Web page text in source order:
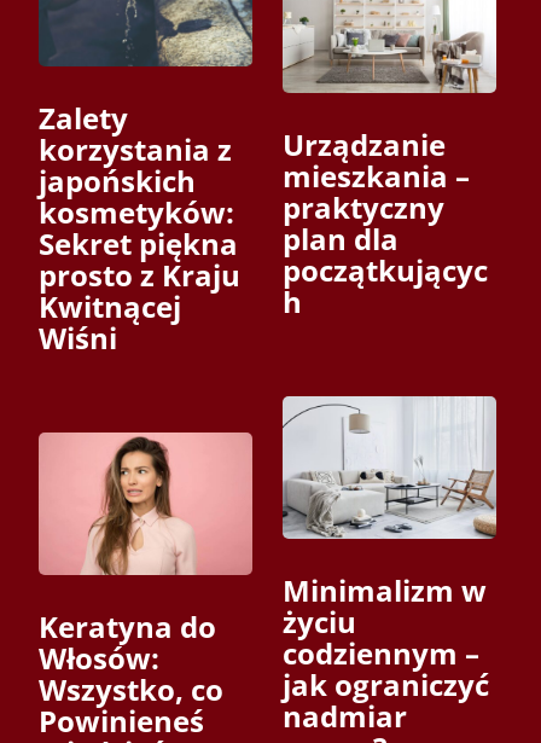
Zalety
korzystania z
japońskich
kosmetyków:
Sekret piękna
prosto z Kraju
Kwitnącej
Wiśni
Keratyna do
Włosów:
Wszystko, co
Powinieneś
Urządzanie
mieszkania –
praktyczny
plan dla
początkującyc
h
Minimalizm w
życiu
codziennym –
jak ograniczyć
nadmiar